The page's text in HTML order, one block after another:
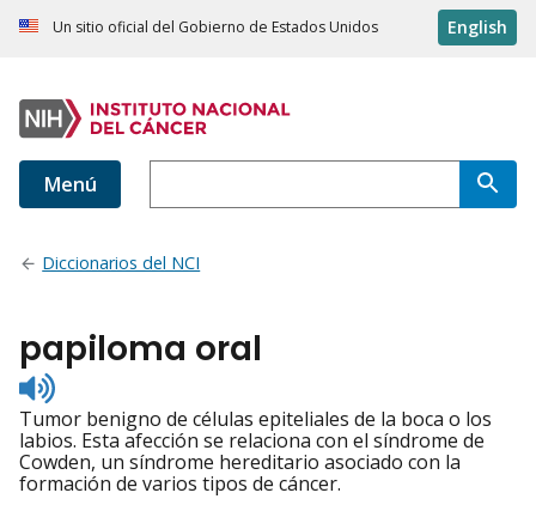
Un sitio oficial del Gobierno de Estados Unidos English
Menú
Diccionarios del NCI
papiloma oral
Listen
to
pronunciation
Tumor benigno de células epiteliales de la boca o los
labios. Esta afección se relaciona con el síndrome de
Cowden, un síndrome hereditario asociado con la
formación de varios tipos de cáncer.